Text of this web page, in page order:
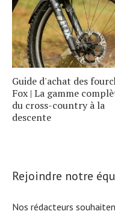
Guide d'achat des
Fox | La gamme
du cross-country à la
descente
Rejoindre notre
Nos rédacteurs